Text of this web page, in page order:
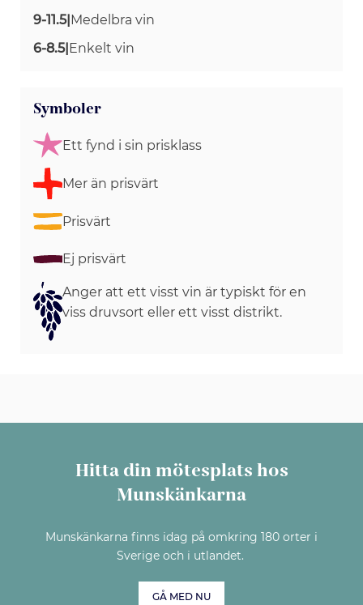
9-11.5|Medelbra vin
6-8.5|Enkelt vin
Symboler
Ett fynd i sin prisklass
Mer än prisvärt
Prisvärt
Ej prisvärt
Anger att ett visst vin är typiskt för en
viss druvsort eller ett visst distrikt.
Hitta din mötesplats hos
Munskänkarna
Munskänkarna finns idag på omkring 180 orter i
Sverige och i utlandet.
GÅ MED NU